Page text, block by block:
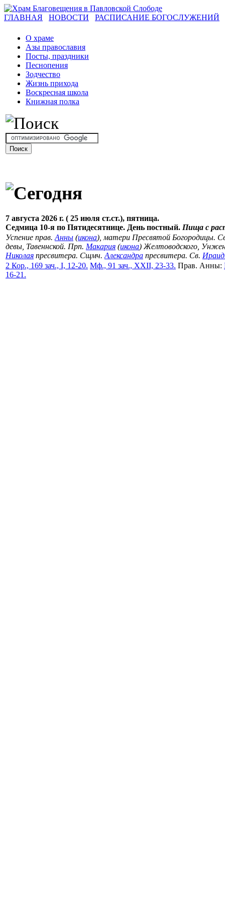
ГЛАВНАЯ НОВОСТИ РАСПИСАНИЕ БОГОСЛУЖЕНИЙ
О храме
Азы православия
Посты, праздники
Песнопения
Зодчество
Жизнь прихода
Воскресная школа
Книжная полка
7 августа 2026 г. ( 25 июля ст.ст.), пятница.
Седмица 10-я по Пятидесятнице. День постный. Пища с
Успение прав. Анны (икона), матери Пресвятой Богородицы.
девы, Тавеннской. Прп. Макария (икона) Желтоводского,
Николая пресвитера. Сщмч. Александра пресвитера. Св.
2 Кор., 169 зач., I, 12-20. Мф., 91 зач., XXII, 23-33. Прав. Анны:
16-21.